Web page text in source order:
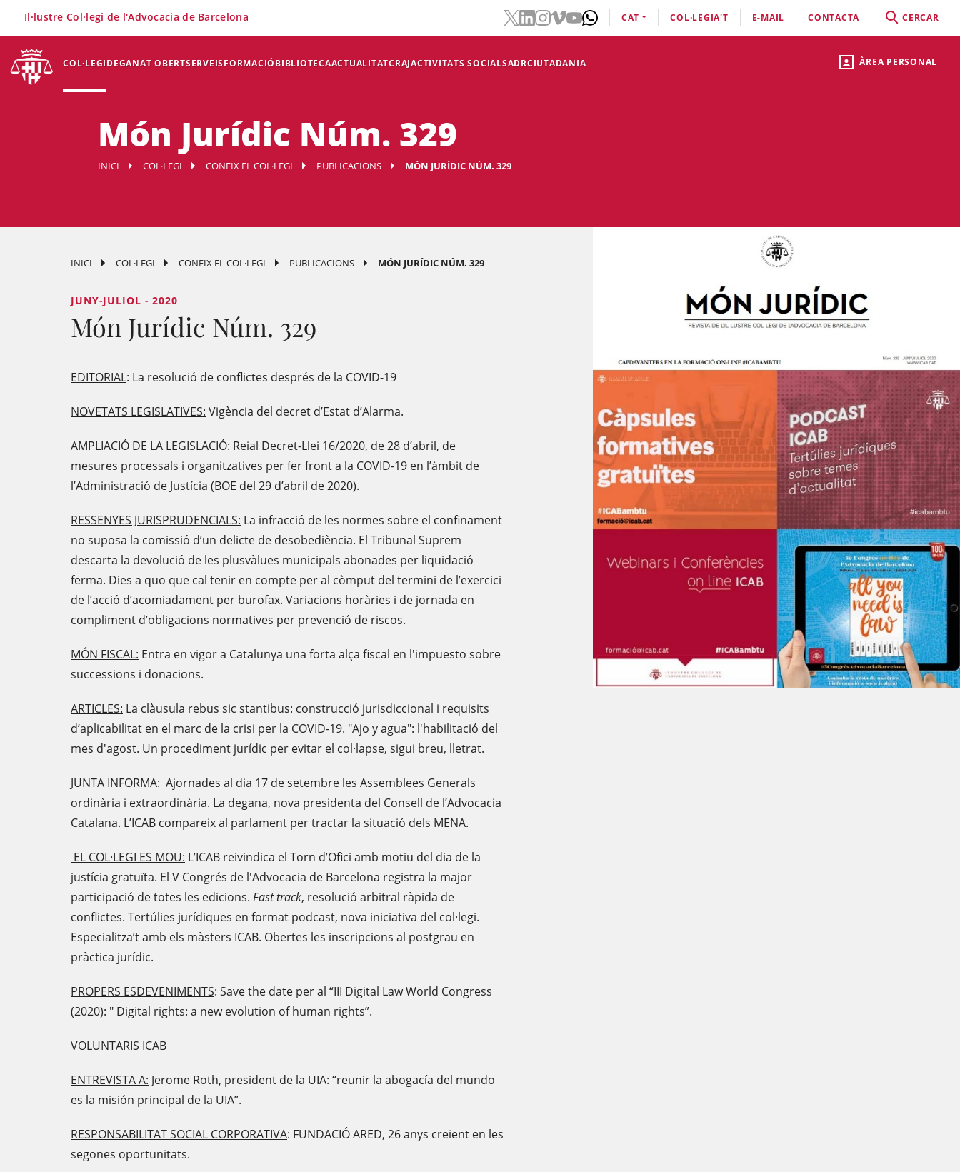
ÀREA PERSONAL
COL·LEGIDEGANAT OBERTSERVEISFORMACIÓBIBLIOTECAACTUALITATCRAJACTIVITATS SOCIALSADRCIUTADANIA
Il·lustre Col·legi de l'Advocacia de Barcelona CAT COL·LEGIA'T E-MAIL CONTACTA CERCAR
Món Jurídic Núm. 329
INICI COL·LEGI CONEIX EL COL·LEGI PUBLICACIONS MÓN JURÍDIC NÚM. 329
INICI COL·LEGI CONEIX EL COL·LEGI PUBLICACIONS MÓN JURÍDIC NÚM. 329
JUNY-JULIOL - 2020
Món Jurídic Núm. 329
EDITORIAL: La resolució de conflictes després de la COVID-19
NOVETATS LEGISLATIVES: Vigència del decret d’Estat d’Alarma.
AMPLIACIÓ DE LA LEGISLACIÓ: Reial Decret-Llei 16/2020, de 28 d’abril, de
mesures processals i organitzatives per fer front a la COVID-19 en l’àmbit de
l’Administració de Justícia (BOE del 29 d’abril de 2020).
RESSENYES JURISPRUDENCIALS: La infracció de les normes sobre el confinament
no suposa la comissió d’un delicte de desobediència. El Tribunal Suprem
descarta la devolució de les plusvàlues municipals abonades per liquidació
ferma. Dies a quo que cal tenir en compte per al còmput del termini de l’exercici
de l’acció d’acomiadament per burofax. Variacions horàries i de jornada en
compliment d’obligacions normatives per prevenció de riscos.
MÓN FISCAL: Entra en vigor a Catalunya una forta alça fiscal en l'impuesto sobre
successions i donacions.
ARTICLES: La clàusula rebus sic stantibus: construcció jurisdiccional i requisits
d’aplicabilitat en el marc de la crisi per la COVID-19. "Ajo y agua": l'habilitació del
mes d'agost. Un procediment jurídic per evitar el col·lapse, sigui breu, lletrat.
JUNTA INFORMA: Ajornades al dia 17 de setembre les Assemblees Generals
ordinària i extraordinària. La degana, nova presidenta del Consell de l’Advocacia
Catalana. L’ICAB compareix al parlament per tractar la situació dels MENA.
EL COL·LEGI ES MOU: L’ICAB reivindica el Torn d’Ofici amb motiu del dia de la
justícia gratuïta. El V Congrés de l'Advocacia de Barcelona registra la major
participació de totes les edicions. Fast track, resolució arbitral ràpida de
conflictes. Tertúlies jurídiques en format podcast, nova iniciativa del col·legi.
Especialitza’t amb els màsters ICAB. Obertes les inscripcions al postgrau en
pràctica jurídic.
PROPERS ESDEVENIMENTS: Save the date per al “III Digital Law World Congress
(2020): " Digital rights: a new evolution of human rights”.
VOLUNTARIS ICAB
ENTREVISTA A: Jerome Roth, president de la UIA: “reunir la abogacía del mundo
es la misión principal de la UIA”.
RESPONSABILITAT SOCIAL CORPORATIVA: FUNDACIÓ ARED, 26 anys creient en les
segones oportunitats.